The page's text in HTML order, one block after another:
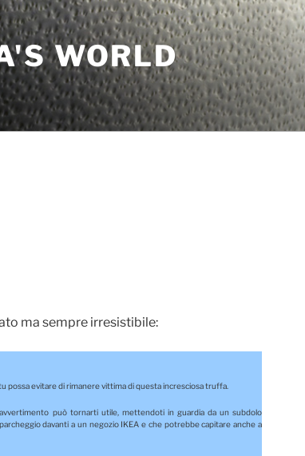
WORLD
ma sempre irresistibile:
possa evitare di rimanere vittima di questa incresciosa truffa.
può tornarti utile, mettendoti in guardia da un subdolo
davanti a un negozio IKEA e che potrebbe capitare anche a